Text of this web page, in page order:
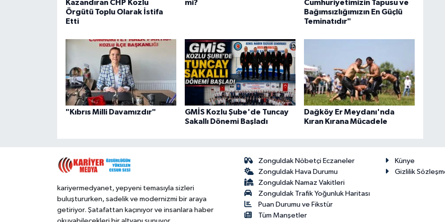
Kazandıran CHP Kozlu
Örgütü Toplu Olarak İstifa
Etti
mi?
Cumhuriyetimizin Tapusu ve
Bağımsızlığımızın En Güçlü
Teminatıdır"
"Kıbrıs Milli Davamızdır"
GMİS Kozlu Şube'de Tuncay
Sakallı Dönemi Başladı
Dağköy Er Meydanı'nda
Kıran Kırana Mücadele
kariyermedyanet, yepyeni temasıyla sizleri
buluştururken, sadelik ve modernizmi bir araya
getiriyor. Şatafattan kaçınıyor ve insanlara haber
Zonguldak Nöbetçi Eczaneler
Zonguldak Hava Durumu
Zonguldak Namaz Vakitleri
Zonguldak Trafik Yoğunluk Haritası
Puan Durumu ve Fikstür
Tüm Manşetler
Künye
Gizlilik